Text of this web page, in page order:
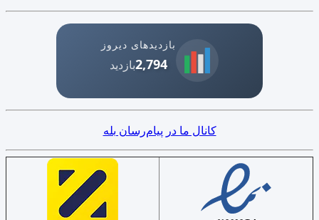
بازدیدهای دیروز
2,794بازدید
کانال ما در پیام‌رسان بله